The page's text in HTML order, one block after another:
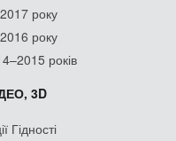
року
року
років
3D
Гідності